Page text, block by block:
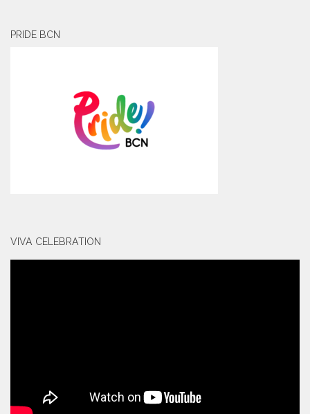
PRIDE BCN
VIVA CELEBRATION